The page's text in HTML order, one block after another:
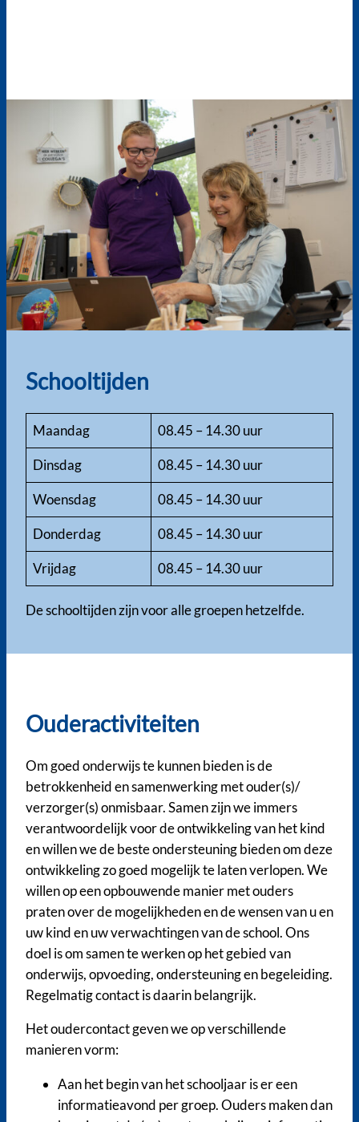
Schooltijden
Maandag 08.45 – 14.30 uur
Dinsdag 08.45 – 14.30 uur
Woensdag 08.45 – 14.30 uur
Donderdag 08.45 – 14.30 uur
Vrijdag 08.45 – 14.30 uur
De schooltijden zijn voor alle groepen hetzelfde.
Ouderactiviteiten
Om goed onderwijs te kunnen bieden is de
betrokkenheid en samenwerking met ouder(s)/
verzorger(s) onmisbaar. Samen zijn we immers
verantwoordelijk voor de ontwikkeling van het kind
en willen we de beste ondersteuning bieden om deze
ontwikkeling zo goed mogelijk te laten verlopen. We
willen op een opbouwende manier met ouders
praten over de mogelijkheden en de wensen van u en
uw kind en uw verwachtingen van de school. Ons
doel is om samen te werken op het gebied van
onderwijs, opvoeding, ondersteuning en begeleiding.
Regelmatig contact is daarin belangrijk.
Het oudercontact geven we op verschillende
manieren vorm:
Aan het begin van het schooljaar is er een
informatieavond per groep. Ouders maken dan